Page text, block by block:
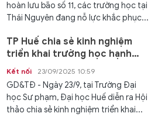
hoàn lưu bão số 11, các trường học tại
Thái Nguyên đang nỗ lực khắc phục...
TP Huế chia sẻ kinh nghiệm
triển khai trường học hạnh
phúc
Kết nối 23/09/2025 10:59
GD&TĐ - Ngày 23/9, tại Trường Đại
học Sư phạm, Đại học Huế diễn ra Hội
thảo chia sẻ kinh nghiệm triển khai...